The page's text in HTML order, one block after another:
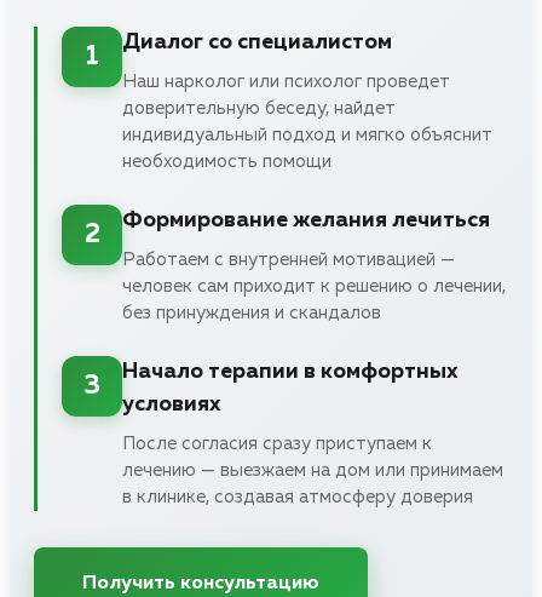
1
Диалог со специалистом
Наш нарколог или психолог проведет
доверительную беседу, найдет
индивидуальный подход и мягко объяснит
необходимость помощи
2
Формирование желания лечиться
Работаем с внутренней мотивацией —
человек сам приходит к решению о лечении,
без принуждения и скандалов
3
Начало терапии в комфортных
условиях
После согласия сразу приступаем к
лечению — выезжаем на дом или принимаем
в клинике, создавая атмосферу доверия
Получить консультацию